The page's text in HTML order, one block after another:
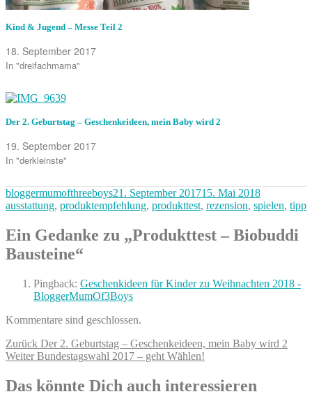
Kind & Jugend – Messe Teil 2
18. September 2017
In "dreifachmama"
Der 2. Geburtstag – Geschenkeideen, mein Baby wird 2
19. September 2017
In "derkleinste"
Autor
bloggermumofthreeboysVeröffentlicht
am
21. September 201715. Mai 2018Kategorien
ausstattung, produktempfehlung, produkttest, rezension, spielen, tipp
Ein Gedanke zu „Produkttest – Biobuddi
Bausteine“
Pingback: Geschenkideen für Kinder zu Weihnachten 2018 -
BloggerMumOf3Boys
Kommentare sind geschlossen.
Beitragsnavigation
Zurück Vorheriger
Beitrag:
Der 2. Geburtstag – Geschenkeideen, mein Baby wird 2
Weiter Nächster
Bundestagswahl 2017 – geht Wählen!
Das könnte Dich auch interessieren